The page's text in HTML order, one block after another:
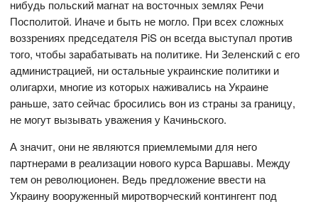
нибудь польский магнат на восточных землях Речи
Посполитой. Иначе и быть не могло. При всех сложных
воззрениях председателя PiS он всегда выступал против
того, чтобы зарабатывать на политике. Ни Зеленский с его
администрацией, ни остальные украинские политики и
олигархи, многие из которых наживались на Украине
раньше, зато сейчас бросились вон из страны за границу,
не могут вызывать уважения у Качиньского.
А значит, они не являются приемлемыми для него
партнерами в реализации нового курса Варшавы. Между
тем он революционен. Ведь предложение ввести на
Украину вооруженный миротворческий контингент под